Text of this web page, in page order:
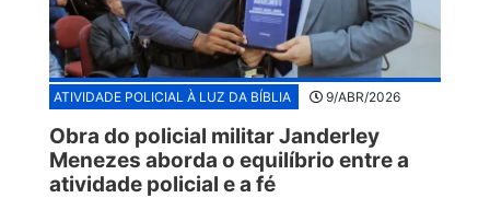
ATIVIDADE POLICIAL À LUZ DA BÍBLIA 9/ABR/2026
Obra do policial militar Janderley
Menezes aborda o equilíbrio entre a
atividade policial e a fé